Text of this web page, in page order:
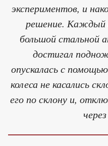
экспериментов, и
решение. Каждый
большой стальной
достигал
опускалась с
колеса не касались
его по склону и,